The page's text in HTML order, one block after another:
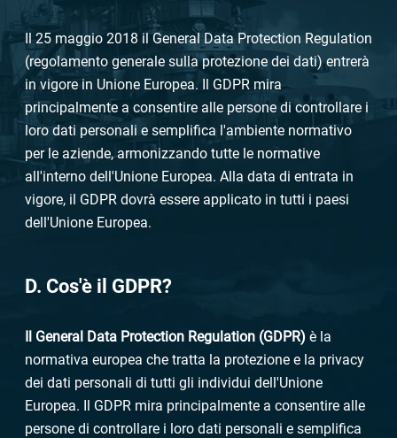
Il 25 maggio 2018 il General Data Protection Regulation
(regolamento generale sulla protezione dei dati) entrerà
in vigore in Unione Europea. Il GDPR mira
principalmente a consentire alle persone di controllare i
loro dati personali e semplifica l'ambiente normativo
per le aziende, armonizzando tutte le normative
all'interno dell'Unione Europea. Alla data di entrata in
vigore, il GDPR dovrà essere applicato in tutti i paesi
dell'Unione Europea.
D. Cos'è il GDPR?
Il General Data Protection Regulation (GDPR) è la
normativa europea che tratta la protezione e la privacy
dei dati personali di tutti gli individui dell'Unione
Europea. Il GDPR mira principalmente a consentire alle
persone di controllare i loro dati personali e semplifica